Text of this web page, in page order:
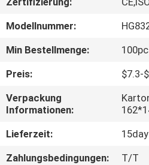
TRETEN
SIE
MIT
UNS
IN
VERBINDUNG
Modellnummer:
Min Bestellmenge:
Preis:
$7.3-
Verpackung
Informationen:
Lieferzeit:
Zahlungsbedingungen:
T/T